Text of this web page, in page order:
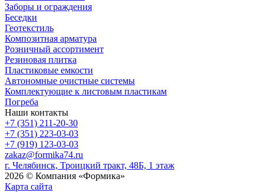
Заборы и ограждения
Беседки
Геотекстиль
Композитная арматура
Розничный ассортимент
Резиновая плитка
Пластиковые емкости
Автономные очистные системы
Комплектующие к листовым пластикам
Погреба
Наши контакты
+7 (351) 211-20-30
+7 (351) 223-03-03
+7 (919) 123-03-03
zakaz@formika74.ru
г. Челябинск, Троицкий тракт, 48Б, 1 этаж
2026 © Компания «Формика»
Карта сайта